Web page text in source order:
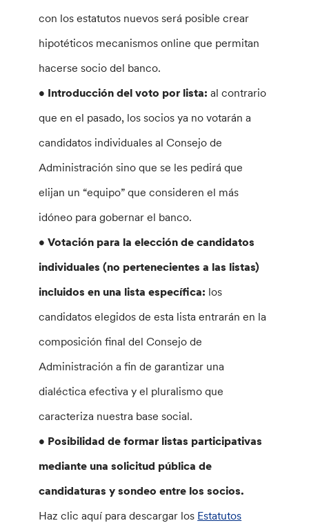
con los estatutos nuevos será posible crear
hipotéticos mecanismos online que permitan
hacerse socio del banco.
• Introducción del voto por lista:al contrario
que en el pasado, los socios ya no votarán a
candidatos individuales al Consejo de
Administración sino que se les pedirá que
elijan un “equipo” que consideren el más
idóneo para gobernar el banco.
• Votación para la elección de candidatos
individuales (no pertenecientes a las listas)
incluidos en una lista específica: los
candidatos elegidos de esta lista entrarán en la
composición final del Consejo de
Administración a fin de garantizar una
dialéctica efectiva y el pluralismo que
caracteriza nuestra base social.
• Posibilidad de formar listas participativas
mediante una solicitud pública de
candidaturas y sondeo entre los socios.
Haz clic aquí para descargar los Estatutos